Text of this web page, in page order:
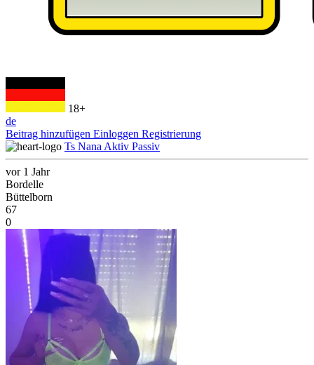
18+
de
Beitrag hinzufügen Einloggen Registrierung
Ts Nana Aktiv Passiv
vor 1 Jahr
Bordelle
Büttelborn
67
0